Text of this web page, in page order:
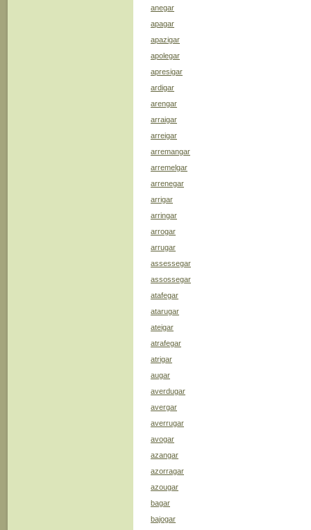
anegar
apagar
apazigar
apolegar
apresigar
ardigar
arengar
arraigar
arreigar
arremangar
arremelgar
arrenegar
arrigar
arringar
arrogar
arrugar
assessegar
assossegar
atafegar
atarugar
ateigar
atrafegar
atrigar
augar
averdugar
avergar
averrugar
avogar
azangar
azorragar
azougar
bagar
bajogar